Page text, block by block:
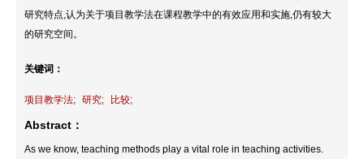
研究特点,认为关于项目教学法在课程教学中的有效应用和实施,仍有较大
的研究空间。
关键词：
项目教学法; 研究; 比较;
Abstract：
As we know, teaching methods play a vital role in teaching activities.